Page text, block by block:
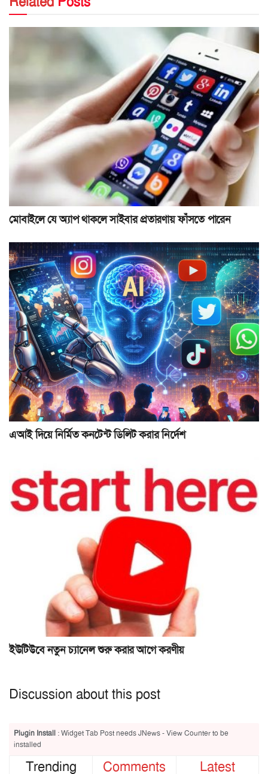
মোবাইলে যে অ্যাপ থাকলে সাইবার প্রতারণায় ফাঁসতে পারেন
এআই দিয়ে নির্মিত কনটেন্ট ডিলিট করার নির্দেশ
ইউটিউবে নতুন চ্যানেল শুরু করার আগে করণীয়
Discussion about this post
Plugin Install : Widget Tab Post needs JNews - View Counter to be
installed
Trending Comments Latest